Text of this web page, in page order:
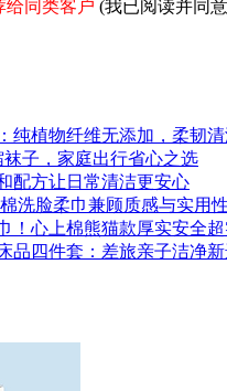
给同类客户 (我已阅读并同意
纯植物纤维无添加，柔韧
子，家庭出行省心之选
配方让日常清洁更安心
洗脸柔巾兼顾质感与实用性
！心上棉熊猫款厚实安全超
品四件套：差旅亲子洁净